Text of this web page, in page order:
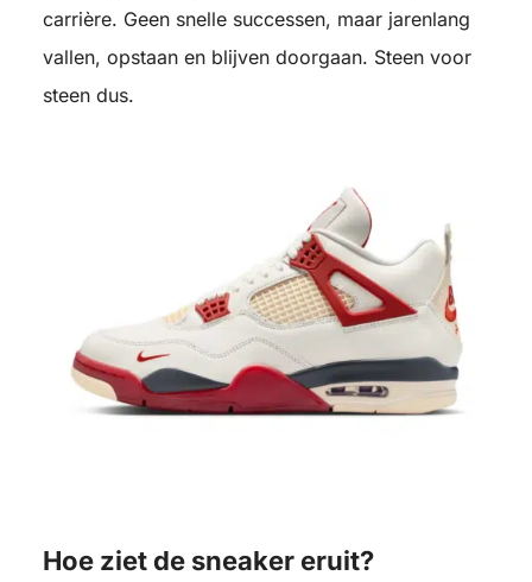
carrière. Geen snelle successen, maar jarenlang
vallen, opstaan en blijven doorgaan. Steen voor
steen dus.
Hoe ziet de sneaker eruit?